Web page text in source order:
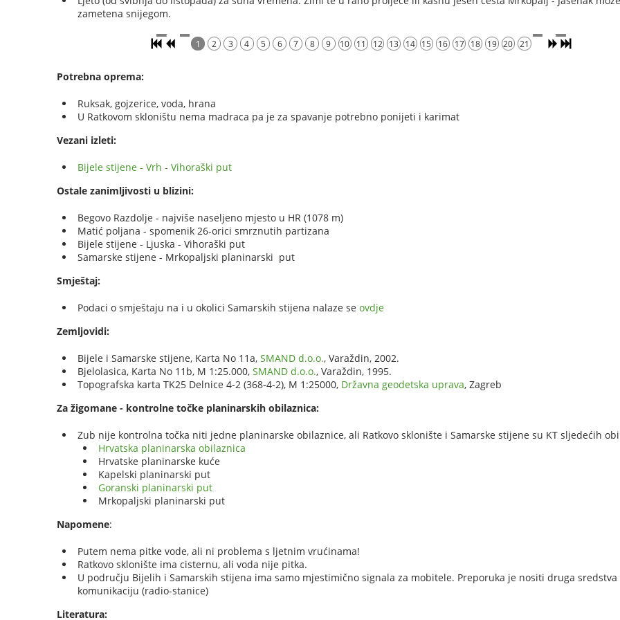
zametena snijegom.
1 2 3 4 5 6 7 8 9 10 11 12 13 14 15 16 17 18 19 20 21
Potrebna oprema:
Ruksak, gojzerice, voda, hrana
U Ratkovom skloništu nema madraca pa je za spavanje potrebno ponijeti i karimat
Vezani izleti:
Bijele stijene - Vrh - Vihoraški put
Ostale zanimljivosti u blizini:
Begovo Razdolje - najviše naseljeno mjesto u HR (1078 m)
Matić poljana - spomenik 26-orici smrznutih partizana
Bijele stijene - Ljuska - Vihoraški put
Samarske stijene - Mrkopaljski planinarski put
Smještaj:
Podaci o smještaju na i u okolici Samarskih stijena nalaze se ovdje
Zemljovidi:
Bijele i Samarske stijene, Karta No 11a, SMAND d.o.o., Varaždin, 2002.
Bjelolasica, Karta No 11b, M 1:25.000, SMAND d.o.o., Varaždin, 1995.
Topografska karta TK25 Delnice 4-2 (368-4-2), M 1:25000, Državna geodetska uprava, Zagreb
Za žigomane - kontrolne točke planinarskih obilaznica:
Zub nije kontrolna točka niti jedne planinarske obilaznice, ali Ratkovo sklonište i Samarske stijene su KT sljedećih
Hrvatska planinarska obilaznica
Hrvatske planinarske kuće
Kapelski planinarski put
Goranski planinarski put
Mrkopaljski planinarski put
Napomene:
Putem nema pitke vode, ali ni problema s ljetnim vrućinama!
Ratkovo sklonište ima cisternu, ali voda nije pitka.
U području Bijelih i Samarskih stijena ima samo mjestimično signala za mobitele. Preporuka je nositi druga sredstva
komunikaciju (radio-stanice)
Literatura: